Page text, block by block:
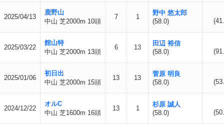
2025/04/13
鹿野山
中山 芝2000m 10頭
7 1
野中 悠太郎
(58.0)
2025/03/22
館山特
中山 芝2000m 13頭
6 13
田辺 裕信
(58.0)
2025/01/06
初日出
中山 芝2000m 15頭
13 13
菅原 明良
(58.0)
2024/12/22
オルC
中山 芝1600m 16頭
13 1
杉原 誠人
(58.0)